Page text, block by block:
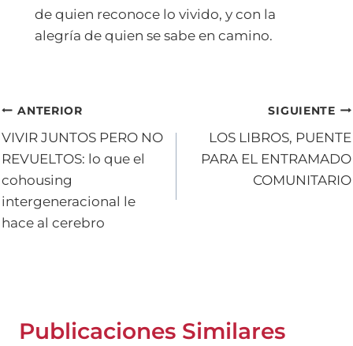
de quien reconoce lo vivido, y con la
alegría de quien se sabe en camino.
Navegación
de
entradas
ANTERIOR
VIVIR JUNTOS PERO NO
REVUELTOS: lo que el
cohousing
intergeneracional le
hace al cerebro
SIGUIENTE
LOS LIBROS, PUENTE
PARA EL ENTRAMADO
COMUNITARIO
Publicaciones Similares